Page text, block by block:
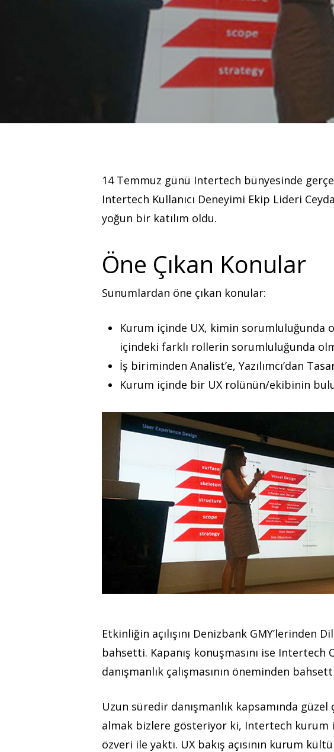
14 Temmuz günü Intertech bünyesinde
Intertech Kullanıcı Deneyimi Ekip Lideri
yoğun bir katılım oldu.
Öne Çıkan Konular
Sunumlardan öne çıkan konular:
Kurum içinde UX, kimin sorumluluğunda
içindeki farklı rollerin sorumluluğunda
İş biriminden Analist’e, Yazılımcı’dan
Kurum içinde bir UX rolünün/ekibinin
Etkinliğin açılışını Denizbank
bahsetti. Kapanış konuşmasını ise Intertech
danışmanlık çalışmasının öneminden
Uzun süredir danışmanlık kapsamında
almak bizlere gösteriyor ki, Intertech kurum
özveri ile yaktı. UX bakış açısının kurum